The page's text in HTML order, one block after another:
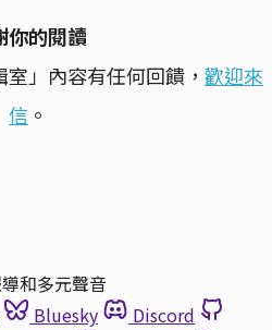
你的閱讀
」內容有任何回饋， 歡迎來
信 。
和多元聲音
Bluesky
Discord